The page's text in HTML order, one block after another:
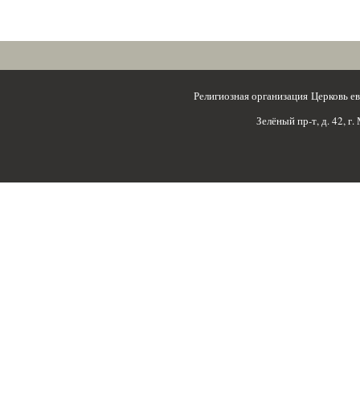
Религиозная организация
Зелёный пр-т, д. 42,